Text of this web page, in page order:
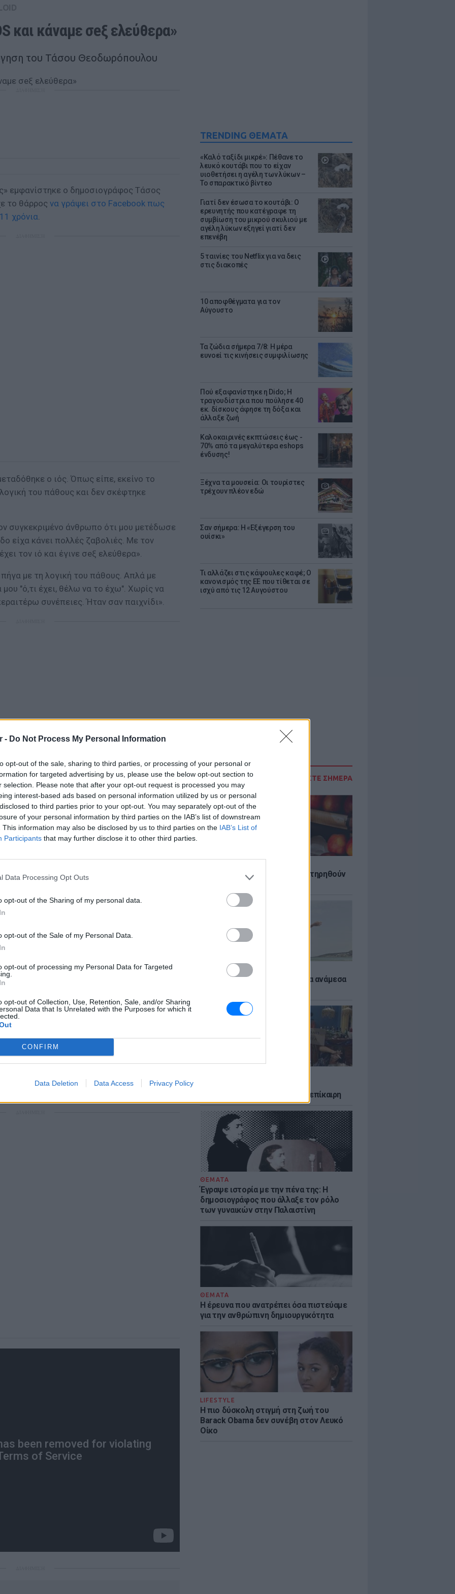
- Do Not Process My Personal Information
opt-out of the sale, sharing to third parties, or processing of your personal or
for targeted advertising by us, please use the below opt-out section to
selection. Please note that after your opt-out request is processed you may
interest-based ads based on personal information utilized by us or personal
to third parties prior to your opt-out. You may separately opt-out of the
of your personal information by third parties on the IAB’s list of downstream
This information may also be disclosed by us to third parties on the IAB’s List of
Participants that may further disclose it to other third parties.
Data Processing Opt Outs
opt-out of the Sharing of my personal data.
opt-out of the Sale of my Personal Data.
opt-out of processing my Personal Data for Targeted
opt-out of Collection, Use, Retention, Sale, and/or Sharing
Data that Is Unrelated with the Purposes for which it
CONFIRM
Data Deletion Data Access Privacy Policy
TRENDING ΘΕΜΑΤΑ
«Καλό ταξίδι μικρέ»: Πέθανε το
λευκό κουτάβι που το είχαν
υιοθετήσει η αγέλη των λύκων –
Το σπαρακτικό βίντεο
Γιατί δεν έσωσα το κουτάβι: Ο
ερευνητής που κατέγραφε τη
συμβίωση του μικρού σκυλιού με
αγέλη λύκων εξηγεί γιατί δεν
επενέβη
5 ταινίες του Netflix για να δεις
στις διακοπές
10 αποφθέγματα για τον
Αύγουστο
Τα ζώδια σήμερα 7/8: Η μέρα
ευνοεί τις κινήσεις συμφιλίωσης
Πού εξαφανίστηκε η Dido; Η
τραγουδίστρια που πούλησε 40
εκ. δίσκους άφησε τη δόξα και
άλλαξε ζωή
Καλοκαιρινές εκπτώσεις έως -
70% από τα μεγαλύτερα eshops
ένδυσης!
Ξέχνα τα μουσεία: Οι τουρίστες
τρέχουν πλέον εδώ
Σαν σήμερα: Η «Εξέγερση του
ουίσκι»
Τι αλλάζει στις κάψουλες καφέ; Ο
κανονισμός της ΕΕ που τίθεται σε
ισχύ από τις 12 Αυγούστου
ΔΙΑΒΑΣΤΕ ΣΗΜΕΡΑ
6 φρούτα που μπορουν να διατηρηθούν
Πώς να αποφύγεις το σύγκαμα ανάμεσα
νεοπλουτισμό και παραμένει επίκαιρη
ΘΕΜΑΤΑ
Έγραψε ιστορία με την πένα της: Η
δημοσιογράφος που άλλαξε τον ρόλο
των γυναικών στην Παλαιστίνη
ΘΕΜΑΤΑ
Η έρευνα που ανατρέπει όσα πιστεύαμε
για την ανθρώπινη δημιουργικότητα
LIFESTYLE
Η πιο δύσκολη στιγμή στη ζωή του
Barack Obama δεν συνέβη στον Λευκό
Οίκο
και κάναμε σeξ ελεύθερα»
του Τάσου Θεοδωρόπουλου
εμφανίστηκε ο δημοσιογράφος Τάσος
το θάρρος να γράψει στο Facebook πως
χρόνια.
ο ιός. Όπως είπε, εκείνο το
του πάθους και δεν σκέφτηκε
συγκεκριμένο άνθρωπο ότι μου μετέδωσε
είχα κάνει πολλές ζαβολιές. Με τον
τον ιό και έγινε σeξ ελεύθερα».
πήγα με τη λογική του πάθους. Απλά με
"ό,τι έχει, θέλω να το έχω". Χωρίς να
συνέπειες. Ήταν σαν παιχνίδι».
να γυρίσει τον χρόνο πίσω, δεν θα
μ' αυτόν τον άνθρωπο, γιατί
πάθος ξεφούσκωσε γρήγορα».
των ανθρώπων που γνωρίζω –και δεν
φίλοι μου είναι στρέιτ– δεν
βλέπω στα μπαρ το βράδυ, στις 4 η ώρα
αγοράκι που γνωρίσανε, χωρίς καμία
που τον στεναχώρησε, αναφέρθηκε
σε ένα μπαράκι που πηγαίνει εδώ και
«Είδα μερικά βλέμματα
που πηγαίνω χρόνια κι επειδή μια
και είχα ανοίξει το κεφάλι μου και είχε
εφημερεύοντα, γυρνάει το παιδί, το οποίο
κακία– και μου λέει "ρε συ μαλ*κα,
κόλλησα κάτι;". Με πλήγωσε,
καληνύχτα"».